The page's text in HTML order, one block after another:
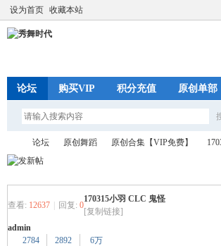
设为首页 收藏本站
论坛 购买VIP 积分充值 原创单部
秀 »
论坛
›
原创舞蹈
›
原创合集【VIP免费】
查看: 12637 回复: 0
170315小羽 CLC 鬼怪
[复制链接]
admin
2784
2892
6万